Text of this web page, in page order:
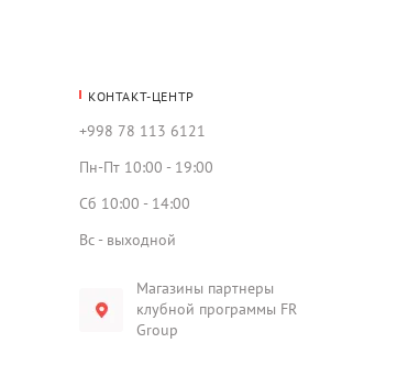
КОНТАКТ-ЦЕНТР
+998 78 113 6121
Пн-Пт 10:00 - 19:00
Сб 10:00 - 14:00
Вс - выходной
Магазины партнеры
клубной программы FR
Group